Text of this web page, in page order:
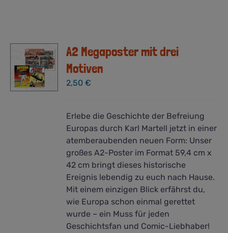
A2 Megaposter mit drei
Motiven
2,50€
Erlebe die Geschichte der Befreiung
Europas durch Karl Martell jetzt in einer
atemberaubenden neuen Form: Unser
großes A2-Poster im Format 59,4 cm x
42 cm bringt dieses historische
Ereignis lebendig zu euch nach Hause.
Mit einem einzigen Blick erfährst du,
wie Europa schon einmal gerettet
wurde – ein Muss für jeden
Geschichtsfan und Comic-Liebhaber!